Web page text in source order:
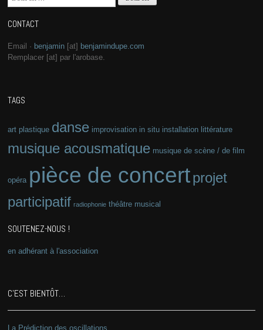
CONTACT
Email · benjamin [at] benjamindupe.com
Remplacer [at] par l'arobase.
TAGS
art plastique danse improvisation in situ installation littérature
musique acousmatique musique de scène / de film
opéra pièce de concertprojet
participatif radiophonie théâtre musical
SOUTENEZ-NOUS !
en adhérant à l'association
C’EST BIENTÔT…
La Prédiction des oscillations